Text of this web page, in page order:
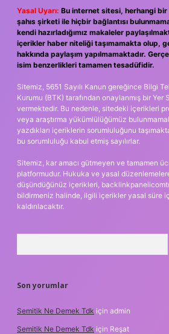
Yasal Uyarı: Bu internet sitesi, herhangi
şahıs şirketi ile hiçbir bağlantısı
kendi hazırladığımız makaleler
içerikler haber niteliği taşımamakta olup,
hakkında paylaşım yapılmamaktadır.
isim benzerlikleri tamamen tesadüfidir.
Sitemiz, 5651 Sayılı Kanun gereğince Bilgi
Kurumu (BTK) tarafından onaylanmış bir Yer
vermektedir. Bu nedenle, sitedeki içerikleri
veya araştırma yükümlülüğümüz
yazdıkları içeriklerin sorumluluğunu
bu sorumluluğu kabul etmiş sayılırlar.
Sitemiz, kar amacı gütmeyen ve tamamen
platformudur. Hukuka ve yasal
düşündüğünüz içerikleri,
bildirmeniz halinde, ilgili içerikler yasal süre
kaldırılacaktır.
Son yorumlar
Semitik Ne Demek Tdk için admin
Semitik Ne Demek Tdk için Reşat